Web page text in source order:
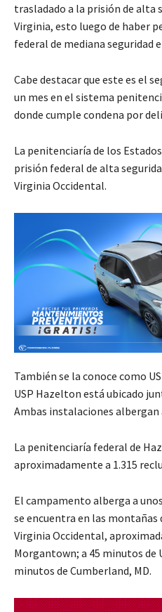
trasladado a la prisión de alta
Virginia, esto luego de haber
federal de mediana seguridad
Cabe destacar que este es el
un mes en el sistema
donde cumple condena por
La penitenciaría de los
prisión federal de alta
Virginia Occidental.
También se la conoce como
USP Hazelton está ubicado
Ambas instalaciones albergan
La penitenciaría federal de
aproximadamente a 1.315
El campamento alberga a
se encuentra en las montañas
Virginia Occidental,
Morgantown; a 45 minutos de
minutos de Cumberland, MD.